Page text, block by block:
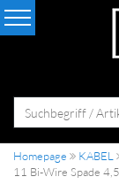
Homepage KABEL
11 Bi-Wire Spade